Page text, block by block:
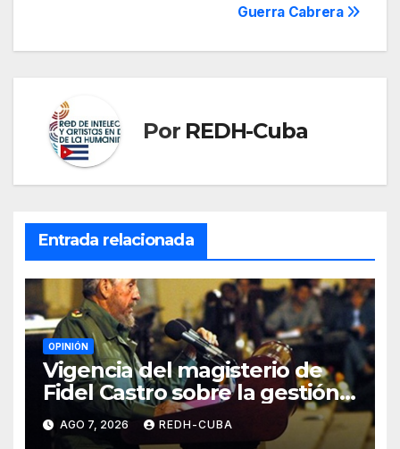
Guerra Cabrera
Por REDH-Cuba
Entrada relacionada
OPINIÓN
Vigencia del magisterio de
Fidel Castro sobre la gestión
del liderazgo revolucionario.
Por Jorge Luís Guach Estévez
AGO 7, 2026 REDH-CUBA